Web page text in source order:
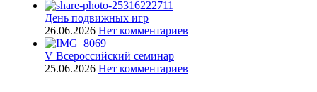
День подвижных игр
26.06.2026 Нет комментариев
V Всероссийский семинар
25.06.2026 Нет комментариев